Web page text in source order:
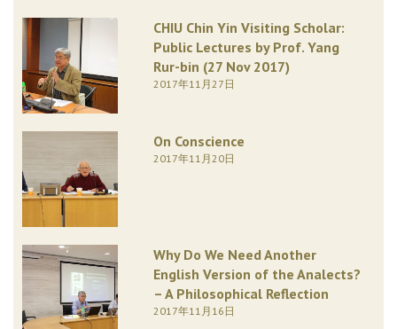
CHIU Chin Yin Visiting Scholar:
Public Lectures by Prof. Yang
Rur-bin (27 Nov 2017)
2017年11月27日
On Conscience
2017年11月20日
Why Do We Need Another
English Version of the Analects?
– A Philosophical Reflection
2017年11月16日